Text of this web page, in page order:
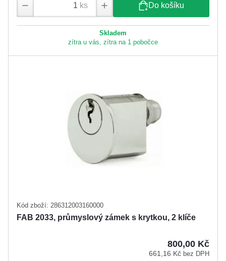
ks Do košíku
Skladem
zítra u vás, zítra na 1 pobočce
Kód zboží: 286312003160000
FAB 2033, průmyslový zámek s krytkou, 2 klíče
800,00 Kč
661,16 Kč bez DPH